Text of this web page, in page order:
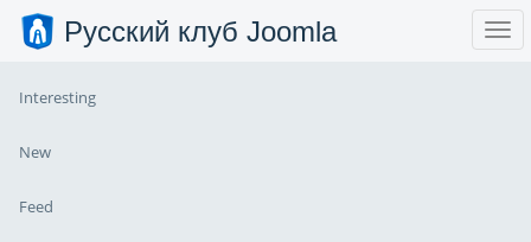
Русский клуб Joomla
Interesting
New
Feed